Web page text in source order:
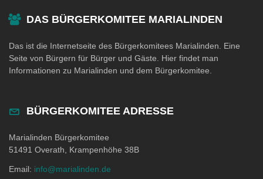
DAS BÜRGERKOMITEE MARIALINDEN
Das ist die Internetseite des Bürgerkomitees Marialinden. Eine
Seite von Bürgern für Bürger und Gäste. Hier findet man
Informationen zu Marialinden und dem Bürgerkomitee.
BÜRGERKOMITEE ADRESSE
Marialinden Bürgerkomitee
51491 Overath, Krampenhöhe 38B
Email: info@marialinden.de